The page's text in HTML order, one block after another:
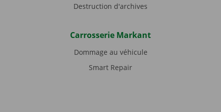
Destruction d'archives
Carrosserie Markant
Dommage au véhicule
Smart Repair